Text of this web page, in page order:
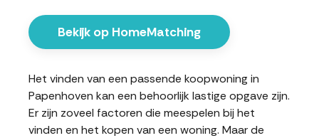
Bekijk op HomeMatching
Het vinden van een passende koopwoning in
Papenhoven kan een behoorlijk lastige opgave zijn.
Er zijn zoveel factoren die meespelen bij het
vinden en het kopen van een woning. Maar de